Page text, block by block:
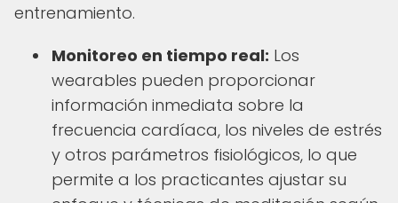
entrenamiento.
Monitoreo en tiempo real: Los
wearables pueden proporcionar
información inmediata sobre la
frecuencia cardíaca, los niveles de estrés
y otros parámetros fisiológicos, lo que
permite a los practicantes ajustar su